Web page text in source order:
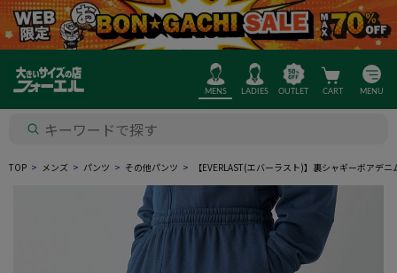
MENS LADIES OUTLET CART MENU
TOP メンズ パンツ その他パンツ 【EVERLAST(エバーラスト)】裏シャギーボアデ